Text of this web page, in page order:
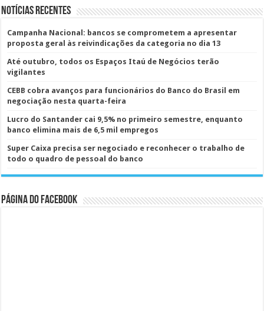
Notícias Recentes
Campanha Nacional: bancos se comprometem a apresentar
proposta geral às reivindicações da categoria no dia 13
Até outubro, todos os Espaços Itaú de Negócios terão
vigilantes
CEBB cobra avanços para funcionários do Banco do Brasil em
negociação nesta quarta-feira
Lucro do Santander cai 9,5% no primeiro semestre, enquanto
banco elimina mais de 6,5 mil empregos
Super Caixa precisa ser negociado e reconhecer o trabalho de
todo o quadro de pessoal do banco
Página do Facebook